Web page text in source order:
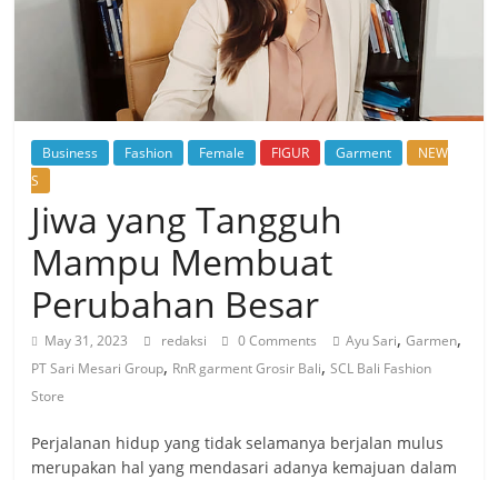
Business Fashion Female FIGUR Garment
NEW
S
Jiwa yang Tangguh
Mampu Membuat
Perubahan Besar
May 31, 2023 redaksi 0 Comments Ayu Sari,Garmen,
PT Sari Mesari Group, RnR garment Grosir Bali,SCL Bali Fashion
Store
Perjalanan hidup yang tidak selamanya berjalan mulus
merupakan hal yang mendasari adanya kemajuan dalam